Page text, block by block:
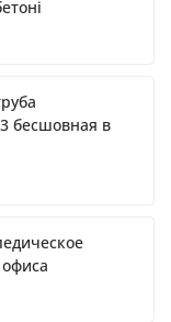
бесшовная в